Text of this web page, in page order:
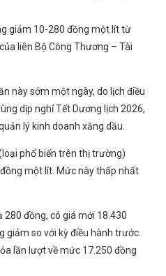
giảm 10-280 đồng một lít từ
liên Bộ Công Thương – Tài
này sớm một ngày, do lịch điều
dịp nghỉ Tết Dương lịch 2026,
lý kinh doanh xăng dầu.
phổ biến trên thị trường)
một lít. Mức này thấp nhất
280 đồng, có giá mới 18.430
giảm so với kỳ điều hành trước.
lần lượt về mức 17.250 đồng